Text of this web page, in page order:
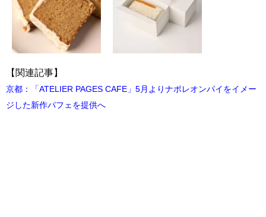
【関連記事】
京都：「ATELIER PAGES CAFE」5月よりナポレオンパイをイメー
ジした新作パフェを提供へ